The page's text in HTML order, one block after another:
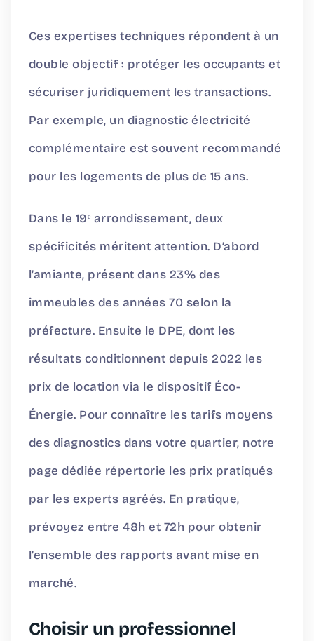
Ces expertises techniques répondent à un
double objectif : protéger les occupants et
sécuriser juridiquement les transactions.
Par exemple, un diagnostic électricité
complémentaire est souvent recommandé
pour les logements de plus de 15 ans.
Dans le 19ᵉ arrondissement, deux
spécificités méritent attention. D’abord
l’amiante, présent dans 23% des
immeubles des années 70 selon la
préfecture. Ensuite le DPE, dont les
résultats conditionnent depuis 2022 les
prix de location via le dispositif Éco-
Énergie. Pour connaître les tarifs moyens
des diagnostics dans votre quartier, notre
page dédiée répertorie les prix pratiqués
par les experts agréés. En pratique,
prévoyez entre 48h et 72h pour obtenir
l’ensemble des rapports avant mise en
marché.
Choisir un professionnel